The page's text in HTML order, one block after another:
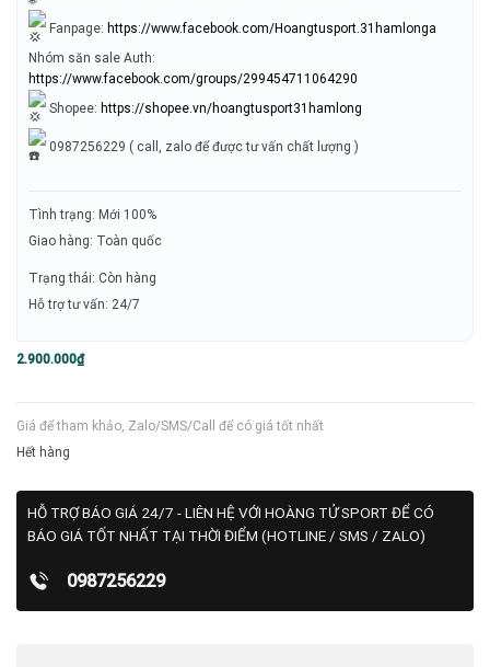
Fanpage: https://www.facebook.com/Hoangtusport.31hamlonga
Nhóm săn sale Auth:
https://www.facebook.com/groups/299454711064290
Shopee: https://shopee.vn/hoangtusport31hamlong
0987256229 ( call, zalo để được tư vấn chất lượng )
Tình trạng: Mới 100%
Giao hàng: Toàn quốc
Trạng thái: Còn hàng
Hỗ trợ tư vấn: 24/7
2.900.000₫
Giá để tham khảo, Zalo/SMS/Call để có giá tốt nhất
Hết hàng
HỖ TRỢ BÁO GIÁ 24/7 - LIÊN HỆ VỚI HOÀNG TỬ SPORT ĐỂ CÓ
BÁO GIÁ TỐT NHẤT TẠI THỜI ĐIỂM (HOTLINE / SMS / ZALO)
0987256229